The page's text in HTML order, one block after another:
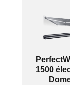
A gauche :
Revo zip
1500